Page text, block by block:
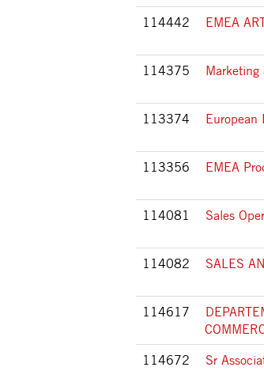
114442
EMEA
114375
Marketing
113374
European
113356
EMEA
114081
Sales
114082
SALES
114617
114672 Sr